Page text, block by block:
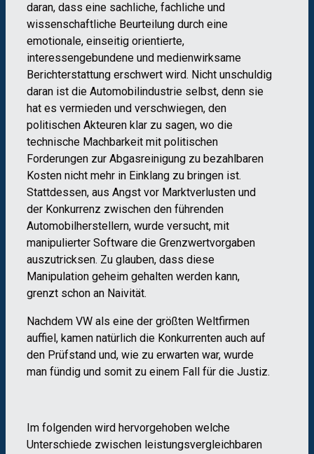
daran, dass eine sachliche, fachliche und
wissenschaftliche Beurteilung durch eine
emotionale, einseitig orientierte,
interessengebundene und medienwirksame
Berichterstattung erschwert wird. Nicht unschuldig
daran ist die Automobilindustrie selbst, denn sie
hat es vermieden und verschwiegen, den
politischen Akteuren klar zu sagen, wo die
technische Machbarkeit mit politischen
Forderungen zur Abgasreinigung zu bezahlbaren
Kosten nicht mehr in Einklang zu bringen ist.
Stattdessen, aus Angst vor Marktverlusten und
der Konkurrenz zwischen den führenden
Automobilherstellern, wurde versucht, mit
manipulierter Software die Grenzwertvorgaben
auszutricksen. Zu glauben, dass diese
Manipulation geheim gehalten werden kann,
grenzt schon an Naivität.
Nachdem VW als eine der größten Weltfirmen
auffiel, kamen natürlich die Konkurrenten auch auf
den Prüfstand und, wie zu erwarten war, wurde
man fündig und somit zu einem Fall für die Justiz.
Im folgenden wird hervorgehoben welche
Unterschiede zwischen leistungsvergleichbaren